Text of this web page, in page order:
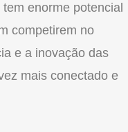
enorme potencial
competirem no
e a inovação das
mais conectado e